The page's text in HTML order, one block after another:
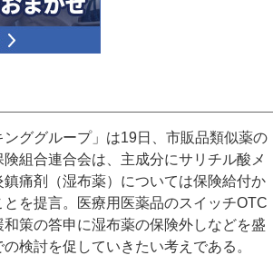
ググループ」は19日、市販品類似薬の
組合連合会は、主成分にサリチル酸メ
痛剤（湿布薬）については保険給付か
を提言。医療用医薬品のスイッチOTC
策の答申に湿布薬の保険外しなどを盛
検討を促していきたい考えである。